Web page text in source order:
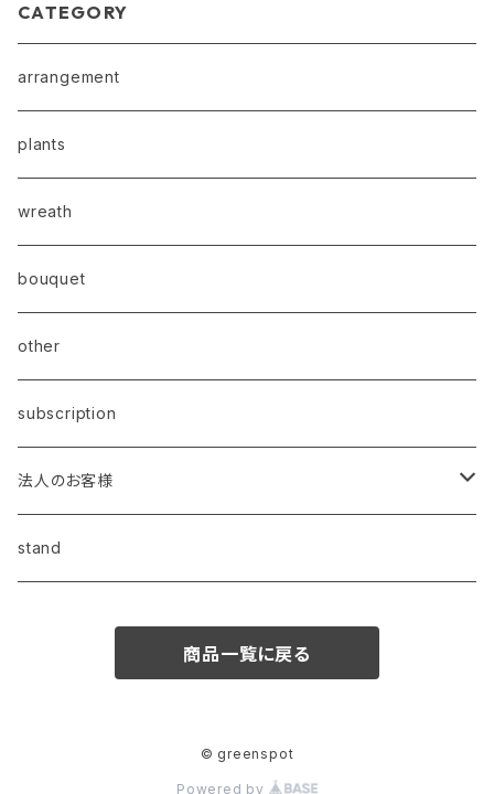
CATEGORY
arrangement
plants
wreath
bouquet
other
subscription
法人のお客様
昇進・昇格祝い
stand
商品一覧に戻る
© greenspot
Powered by